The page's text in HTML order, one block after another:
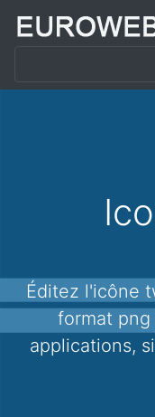
Éditez l'icône twitter et téléchargez-la au
format
applications,